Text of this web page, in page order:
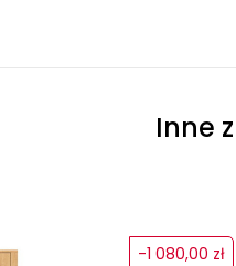
Inne
-1 080,00 zł